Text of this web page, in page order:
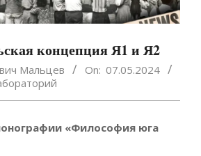
концепция Я1 и Я2
Мальцев On: 07.05.2024
«Философия юга